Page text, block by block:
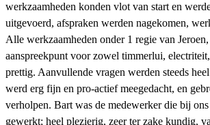
werkzaamheden konden vlot van start en
uitgevoerd, afspraken werden nagekomen,
Alle werkzaamheden onder 1 regie van
aanspreekpunt voor zowel timmerlui,
prettig. Aanvullende vragen werden steeds
werd erg fijn en pro-actief meegedacht, en
verholpen. Bart was de medewerker die bij ons
gewerkt; heel plezierig, zeer ter zake kundig,